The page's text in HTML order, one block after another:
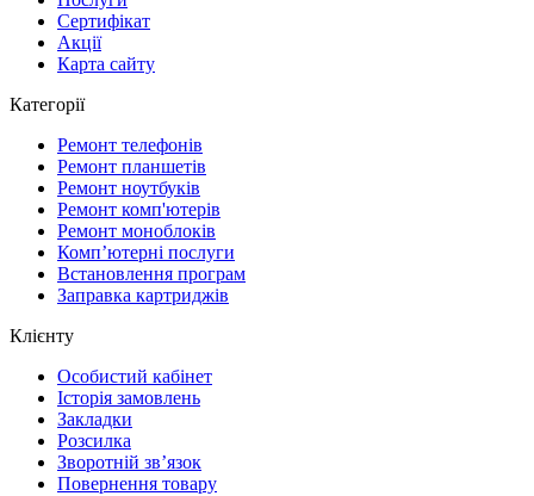
Сертифікат
Акції
Карта сайту
Категорії
Ремонт телефонів
Ремонт планшетів
Ремонт ноутбуків
Ремонт комп'ютерів
Ремонт моноблоків
Комп’ютерні послуги
Встановлення програм
Заправка картриджів
Клієнту
Особистий кабінет
Історія замовлень
Закладки
Розсилка
Зворотній зв’язок
Повернення товару